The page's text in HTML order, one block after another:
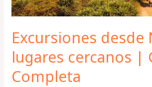
Excursiones desde
lugares cercanos |
Completa
Completa